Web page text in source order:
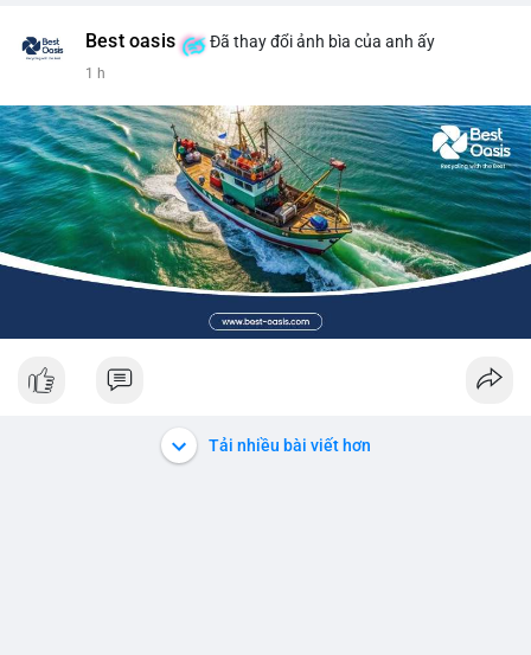
Best oasis Đã thay đổi ảnh bìa của anh ấy
1 h
Tải nhiều bài viết hơn